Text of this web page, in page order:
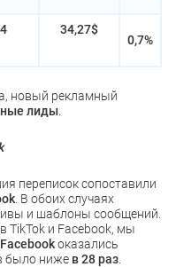
34,27$
0,7%
новый рекламный
лиды
переписок сопоставили
. В обоих случаях
и шаблоны сообщений.
TikTok и Facebook, мы
оказались
было ниже в 28 раз